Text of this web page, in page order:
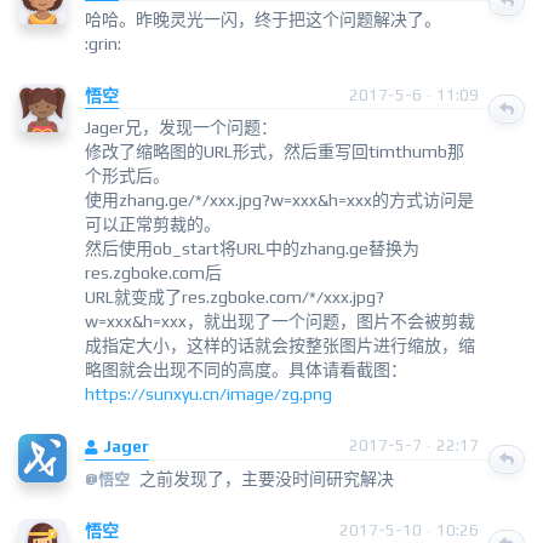
哈哈。昨晚灵光一闪，终于把这个问题解决了。
:grin:
悟空 2017-5-6 · 11:09
Jager兄，发现一个问题：
修改了缩略图的URL形式，然后重写回timthumb那
个形式后。
使用zhang.ge/*/xxx.jpg?w=xxx&h=xxx的方式访问是
可以正常剪裁的。
然后使用ob_start将URL中的zhang.ge替换为
res.zgboke.com后
URL就变成了res.zgboke.com/*/xxx.jpg?
w=xxx&h=xxx，就出现了一个问题，图片不会被剪裁
成指定大小，这样的话就会按整张图片进行缩放，缩
略图就会出现不同的高度。具体请看截图：
https://sunxyu.cn/image/zg.png
Jager
2017-5-7 · 22:17
@悟空 之前发现了，主要没时间研究解决
悟空 2017-5-10 · 10:26